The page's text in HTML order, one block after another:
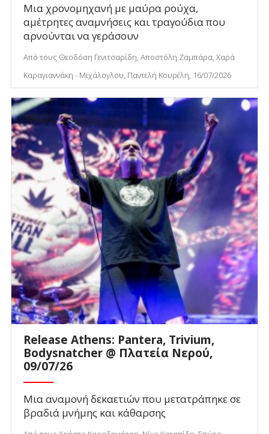
Μια χρονομηχανή με μαύρα ρούχα,
αμέτρητες αναμνήσεις και τραγούδια που
αρνούνται να γεράσουν
Από τους Θεοδόση Γενιτσαρίδη, Αποστόλη Ζαμπάρα, Χαρά
Καραγιαννάκη - Μιχάλογλου, Παντελή Κουρέλη, 16/07/2026
Release Athens: Pantera, Trivium,
Bodysnatcher @ Πλατεία Νερού,
09/07/26
Μια αναμονή δεκαετιών που μετατράπηκε σε
βραδιά μνήμης και κάθαρσης